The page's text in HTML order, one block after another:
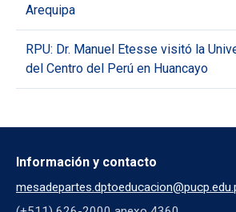
Arequipa
RPU: Dr. Manuel Etesse visitó la
del Centro del Perú en Huancayo
Información y contacto